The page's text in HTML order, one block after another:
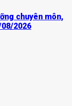
chuyên môn,
2026